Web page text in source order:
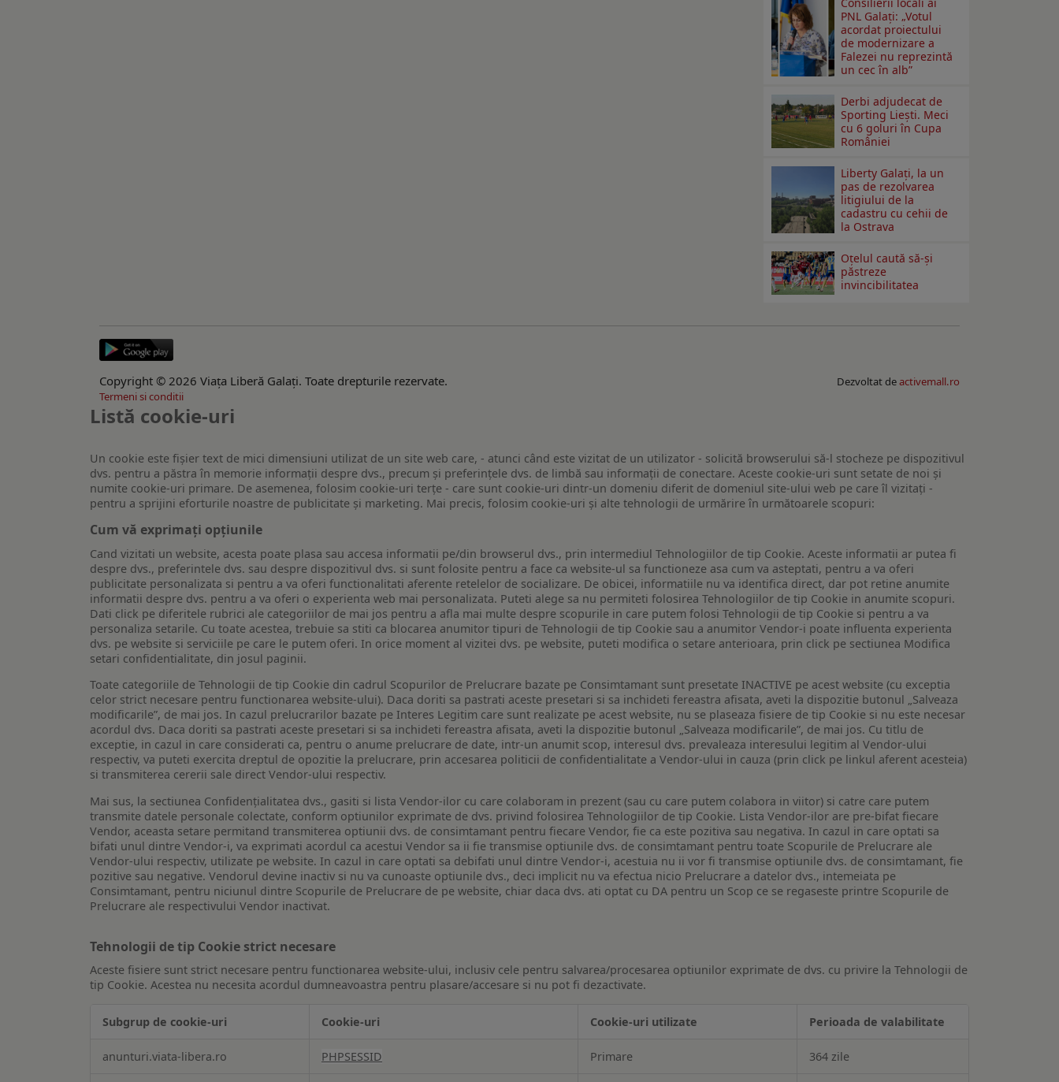
PNL Galaţi: „Votul
acordat proiectului
de modernizare a
Falezei nu reprezintă
un cec în alb”
Derbi adjudecat de
Sporting Liești. Meci
cu 6 goluri în Cupa
României
Liberty Galați, la un
pas de rezolvarea
litigiului de la
cadastru cu cehii de
la Ostrava
Oțelul caută să-și
păstreze
invincibilitatea
Copyright © 2026 Viaţa Liberă Galaţi. Toate drepturile rezervate. Dezvoltat deactivemall.ro
Termeni si conditii
Listă cookie-uri
Un cookie este fişier text de mici dimensiuni utilizat de un site web care, - atunci când este vizitat de un utilizator - solicită browserului să-l stocheze pe dispozitivul
dvs. pentru a păstra în memorie informații despre dvs., precum și preferințele dvs. de limbă sau informații de conectare. Aceste cookie-uri sunt setate de noi și
numite cookie-uri primare. De asemenea, folosim cookie-uri terțe - care sunt cookie-uri dintr-un domeniu diferit de domeniul site-ului web pe care îl vizitați -
pentru a sprijini eforturile noastre de publicitate și marketing. Mai precis, folosim cookie-uri și alte tehnologii de urmărire în următoarele scopuri:
Cum vă exprimați opțiunile
Cand vizitati un website, acesta poate plasa sau accesa informatii pe/din browserul dvs., prin intermediul Tehnologiilor de tip Cookie. Aceste informatii ar putea fi
despre dvs., preferintele dvs. sau despre dispozitivul dvs. si sunt folosite pentru a face ca website-ul sa functioneze asa cum va asteptati, pentru a va oferi
publicitate personalizata si pentru a va oferi functionalitati aferente retelelor de socializare. De obicei, informatiile nu va identifica direct, dar pot retine anumite
informatii despre dvs. pentru a va oferi o experienta web mai personalizata. Puteti alege sa nu permiteti folosirea Tehnologiilor de tip Cookie in anumite scopuri.
Dati click pe diferitele rubrici ale categoriilor de mai jos pentru a afla mai multe despre scopurile in care putem folosi Tehnologii de tip Cookie si pentru a va
personaliza setarile. Cu toate acestea, trebuie sa stiti ca blocarea anumitor tipuri de Tehnologii de tip Cookie sau a anumitor Vendor-i poate influenta experienta
dvs. pe website si serviciile pe care le putem oferi. In orice moment al vizitei dvs. pe website, puteti modifica o setare anterioara, prin click pe sectiunea Modifica
setari confidentialitate, din josul paginii.
Toate categoriile de Tehnologii de tip Cookie din cadrul Scopurilor de Prelucrare bazate pe Consimtamant sunt presetate INACTIVE pe acest website (cu exceptia
celor strict necesare pentru functionarea website-ului). Daca doriti sa pastrati aceste presetari si sa inchideti fereastra afisata, aveti la dispozitie butonul „Salveaza
modificarile”, de mai jos. In cazul prelucrarilor bazate pe Interes Legitim care sunt realizate pe acest website, nu se plaseaza fisiere de tip Cookie si nu este necesar
acordul dvs. Daca doriti sa pastrati aceste presetari si sa inchideti fereastra afisata, aveti la dispozitie butonul „Salveaza modificarile”, de mai jos. Cu titlu de
exceptie, in cazul in care considerati ca, pentru o anume prelucrare de date, intr-un anumit scop, interesul dvs. prevaleaza interesului legitim al Vendor-ului
respectiv, va puteti exercita dreptul de opozitie la prelucrare, prin accesarea politicii de confidentialitate a Vendor-ului in cauza (prin click pe linkul aferent acesteia)
si transmiterea cererii sale direct Vendor-ului respectiv.
Mai sus, la sectiunea Confidențialitatea dvs., gasiti si lista Vendor-ilor cu care colaboram in prezent (sau cu care putem colabora in viitor) si catre care putem
transmite datele personale colectate, conform optiunilor exprimate de dvs. privind folosirea Tehnologiilor de tip Cookie. Lista Vendor-ilor are pre-bifat fiecare
Vendor, aceasta setare permitand transmiterea optiunii dvs. de consimtamant pentru fiecare Vendor, fie ca este pozitiva sau negativa. In cazul in care optati sa
bifati unul dintre Vendor-i, va exprimati acordul ca acestui Vendor sa ii fie transmise optiunile dvs. de consimtamant pentru toate Scopurile de Prelucrare ale
Vendor-ului respectiv, utilizate pe website. In cazul in care optati sa debifati unul dintre Vendor-i, acestuia nu ii vor fi transmise optiunile dvs. de consimtamant, fie
pozitive sau negative. Vendorul devine inactiv si nu va cunoaste optiunile dvs., deci implicit nu va efectua nicio Prelucrare a datelor dvs., intemeiata pe
Consimtamant, pentru niciunul dintre Scopurile de Prelucrare de pe website, chiar daca dvs. ati optat cu DA pentru un Scop ce se regaseste printre Scopurile de
Prelucrare ale respectivului Vendor inactivat.
Tehnologii de tip Cookie strict necesare
Aceste fisiere sunt strict necesare pentru functionarea website-ului, inclusiv cele pentru salvarea/procesarea optiunilor exprimate de dvs. cu privire la Tehnologii de
tip Cookie. Acestea nu necesita acordul dumneavoastra pentru plasare/accesare si nu pot fi dezactivate.
de
Subgrup de cookie-uri Cookie-uri Cookie-uri utilizate Perioada de valabilitate
anunturi.viata-libera.ro PHPSESSID Primare 364 zile